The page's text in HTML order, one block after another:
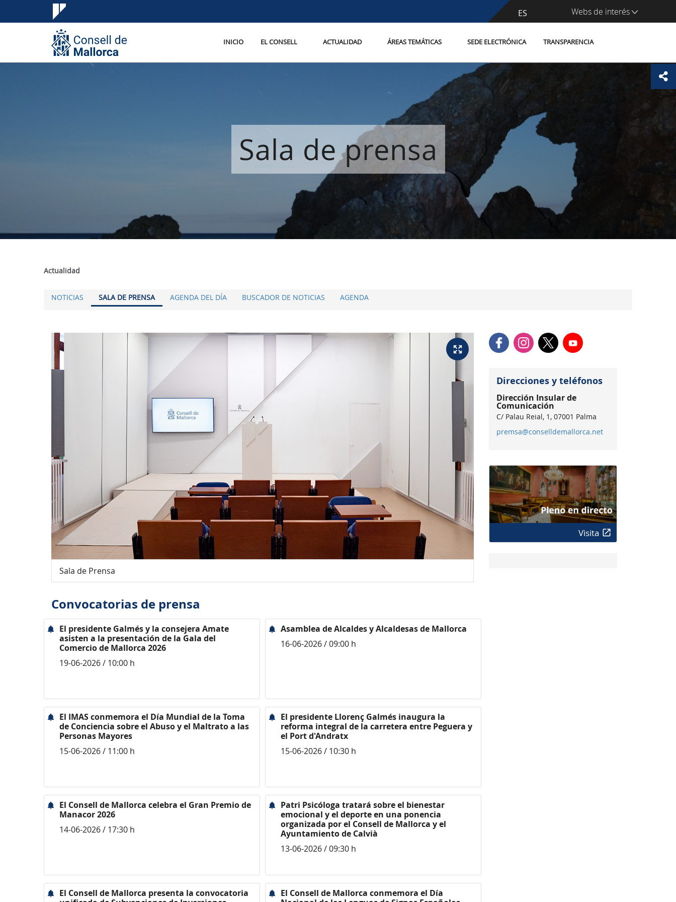
ES
CA Webs de interés
INICIO EL CONSELL ACTUALIDAD ÁREAS TEMÁTICAS SEDE ELECTRÓNICA TRANSPARENCIA
Sala de prensa
Actualidad
NOTICIAS SALA DE PRENSA AGENDA DEL DÍA BUSCADOR DE NOTICIAS AGENDA
Sala de Prensa
Convocatorias de prensa
El presidente Galmés y la consejera Amate
asisten a la presentación de la Gala del
Comercio de Mallorca 2026
19-06-2026 / 10:00 h
Asamblea de Alcaldes y Alcaldesas de Mallorca
16-06-2026 / 09:00 h
El IMAS conmemora el Día Mundial de la Toma
de Conciencia sobre el Abuso y el Maltrato a las
Personas Mayores
15-06-2026 / 11:00 h
El presidente Llorenç Galmés inaugura la
reforma integral de la carretera entre Peguera y
el Port d'Andratx
15-06-2026 / 10:30 h
El Consell de Mallorca celebra el Gran Premio de
Manacor 2026
14-06-2026 / 17:30 h
Patri Psicóloga tratará sobre el bienestar
emocional y el deporte en una ponencia
organizada por el Consell de Mallorca y el
Ayuntamiento de Calvià
13-06-2026 / 09:30 h
El Consell de Mallorca presenta la convocatoria
El Consell de Mallorca conmemora el Día
Direcciones y teléfonos
Dirección Insular de
Comunicación
C/ Palau Reial, 1, 07001 Palma
premsa@conselldemallorca.net
Visita